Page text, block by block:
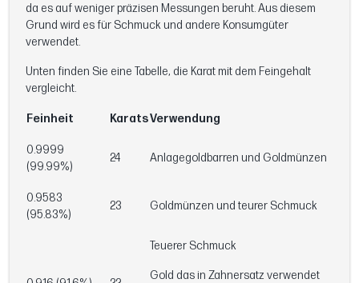
da es auf weniger präzisen Messungen beruht. Aus diesem
Grund wird es für Schmuck und andere Konsumgüter
verwendet.
Unten finden Sie eine Tabelle, die Karat mit dem Feingehalt
vergleicht.
Feinheit KaratsVerwendung
0.9999
(99.99%)
24 Anlagegoldbarren und Goldmünzen
0.9583
(95.83%)
23 Goldmünzen und teurer Schmuck
Teuerer Schmuck
Gold das in Zahnersatz verwendet